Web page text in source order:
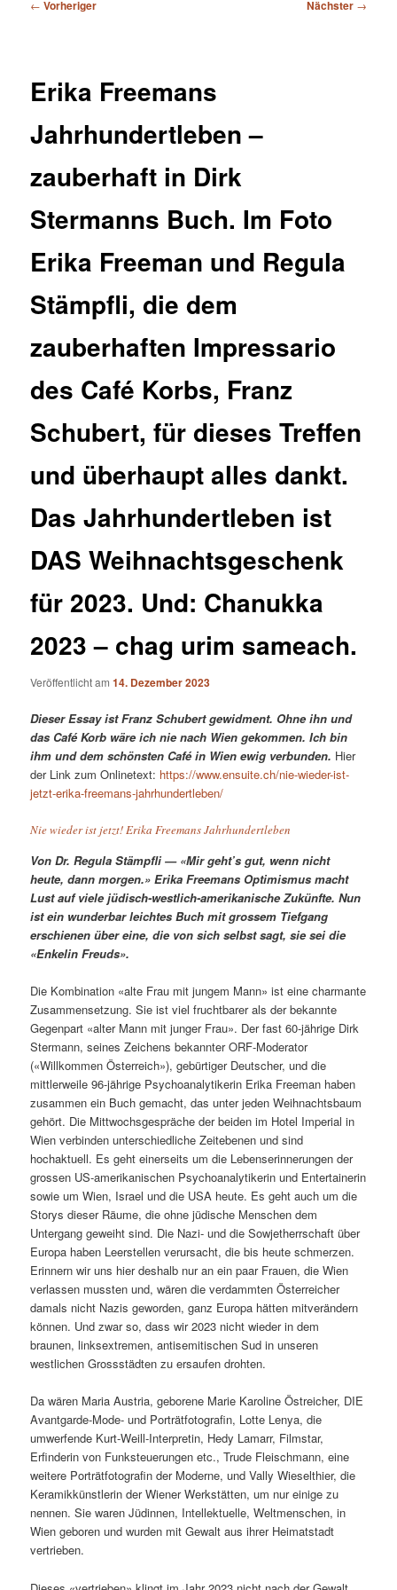
← Vorheriger Nächster →
Erika Freemans
Jahrhundertleben –
zauberhaft in Dirk
Stermanns Buch. Im Foto
Erika Freeman und Regula
Stämpfli, die dem
zauberhaften Impressario
des Café Korbs, Franz
Schubert, für dieses Treffen
und überhaupt alles dankt.
Das Jahrhundertleben ist
DAS Weihnachtsgeschenk
für 2023. Und: Chanukka
2023 – chag urim sameach.
Veröffentlicht am14. Dezember 2023
Dieser Essay ist Franz Schubert gewidment. Ohne ihn und
das Café Korb wäre ich nie nach Wien gekommen. Ich bin
ihm und dem schönsten Café in Wien ewig verbunden. Hier
der Link zum Onlinetext: https://www.ensuite.ch/nie-wieder-ist-
jetzt-erika-freemans-jahrhundertleben/
Nie wieder ist jetzt! Erika Freemans Jahrhundertleben
Von Dr. Regula Stämpfli — «Mir geht’s gut, wenn nicht
heute, dann morgen.» Erika Freemans Optimismus macht
Lust auf viele jüdisch-westlich-amerikanische Zukünfte. Nun
ist ein wunderbar leichtes Buch mit grossem Tiefgang
erschienen über eine, die von sich selbst sagt, sie sei die
«Enkelin Freuds».
Die Kombination «alte Frau mit jungem Mann» ist eine charmante
Zusammensetzung. Sie ist viel fruchtbarer als der bekannte
Gegenpart «alter Mann mit junger Frau». Der fast 60-jährige Dirk
Stermann, seines Zeichens bekannter ORF-Moderator
(«Willkommen Österreich»), gebürtiger Deutscher, und die
mittlerweile 96-jährige Psychoanalytikerin Erika Freeman haben
zusammen ein Buch gemacht, das unter jeden Weihnachtsbaum
gehört. Die Mittwochsgespräche der beiden im Hotel Imperial in
Wien verbinden unterschiedliche Zeitebenen und sind
hochaktuell. Es geht einerseits um die Lebenserinnerungen der
grossen US-amerikanischen Psychoanalytikerin und Entertainerin
sowie um Wien, Israel und die USA heute. Es geht auch um die
Storys dieser Räume, die ohne jüdische Menschen dem
Untergang geweiht sind. Die Nazi- und die Sowjetherrschaft über
Europa haben Leerstellen verursacht, die bis heute schmerzen.
Erinnern wir uns hier deshalb nur an ein paar Frauen, die Wien
verlassen mussten und, wären die verdammten Österreicher
damals nicht Nazis geworden, ganz Europa hätten mitverändern
können. Und zwar so, dass wir 2023 nicht wieder in dem
braunen, linksextremen, antisemitischen Sud in unseren
westlichen Grossstädten zu ersaufen drohten.
Da wären Maria Austria, geborene Marie Karoline Östreicher, DIE
Avantgarde-Mode- und Porträtfotografin, Lotte Lenya, die
umwerfende Kurt-Weill-Interpretin, Hedy Lamarr, Filmstar,
Erfinderin von Funksteuerungen etc., Trude Fleischmann, eine
weitere Porträtfotografin der Moderne, und Vally Wieselthier, die
Keramikkünstlerin der Wiener Werkstätten, um nur einige zu
nennen. Sie waren Jüdinnen, Intellektuelle, Weltmenschen, in
Wien geboren und wurden mit Gewalt aus ihrer Heimatstadt
vertrieben.